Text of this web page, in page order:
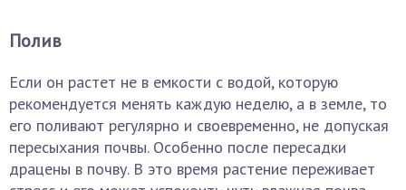
Полив
Если он растет не в емкости с водой, которую
рекомендуется менять каждую неделю, а в земле, то
его поливают регулярно и своевременно, не допуская
пересыхания почвы. Особенно после пересадки
драцены в почву. В это время растение переживает